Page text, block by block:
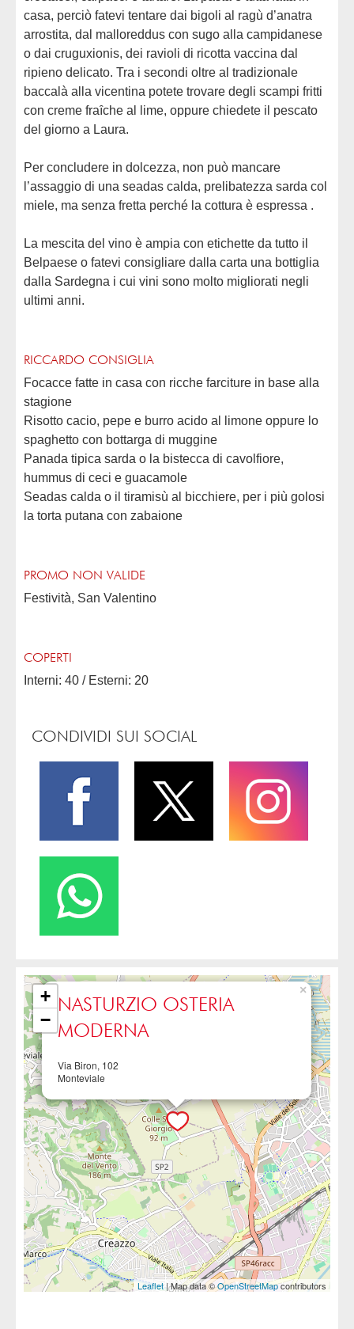
casa, perciò fatevi tentare dai bigoli al ragù d’anatra
arrostita, dal malloreddus con sugo alla campidanese
o dai cruguxionis, dei ravioli di ricotta vaccina dal
ripieno delicato. Tra i secondi oltre al tradizionale
baccalà alla vicentina potete trovare degli scampi fritti
con creme fraȋche al lime, oppure chiedete il pescato
del giorno a Laura.
Per concludere in dolcezza, non può mancare
l’assaggio di una seadas calda, prelibatezza sarda col
miele, ma senza fretta perché la cottura è espressa .
La mescita del vino è ampia con etichette da tutto il
Belpaese o fatevi consigliare dalla carta una bottiglia
dalla Sardegna i cui vini sono molto migliorati negli
ultimi anni.
RICCARDO CONSIGLIA
Focacce fatte in casa con ricche farciture in base alla
stagione
Risotto cacio, pepe e burro acido al limone oppure lo
spaghetto con bottarga di muggine
Panada tipica sarda o la bistecca di cavolfiore,
hummus di ceci e guacamole
Seadas calda o il tiramisù al bicchiere, per i più golosi
la torta putana con zabaione
PROMO NON VALIDE
Festività, San Valentino
COPERTI
Interni: 40 / Esterni: 20
CONDIVIDI SUI SOCIAL
NASTURZIO OSTERIA
MODERNA
Via Biron, 102
Monteviale
×
+
−
Leaflet| Map data ©OpenStreetMapcontributors